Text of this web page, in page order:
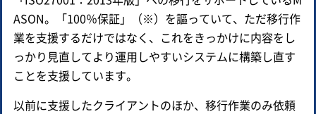
ASON。「100％保証」（※）を謳っていて、ただ移行作
業を支援するだけではなく、これをきっかけに内容をし
っかり見直してより運用しやすいシステムに構築し直す
ことを支援しています。
以前に支援したクライアントのほか、移行作業のみ依頼